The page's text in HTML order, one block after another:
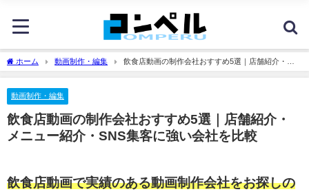
ホーム 動画制作・編集
飲食店動画の制作会社おすすめ5選｜店舗紹介・メ
動画制作・編集
飲食店動画の制作会社おすすめ5選｜店舗紹介・
メニュー紹介・SNS集客に強い会社を比較
飲食店動画で実績のある動画制作会社をお探しの